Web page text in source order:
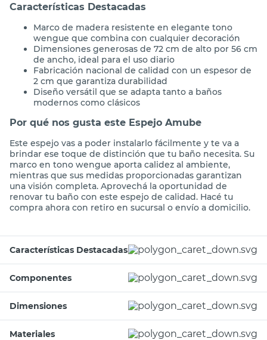
Características Destacadas
Marco de madera resistente en elegante tono
wengue que combina con cualquier decoración
Dimensiones generosas de 72 cm de alto por 56 cm
de ancho, ideal para el uso diario
Fabricación nacional de calidad con un espesor de
2 cm que garantiza durabilidad
Diseño versátil que se adapta tanto a baños
modernos como clásicos
Por qué nos gusta este Espejo Amube
Este espejo vas a poder instalarlo fácilmente y te va a
brindar ese toque de distinción que tu baño necesita. Su
marco en tono wengue aporta calidez al ambiente,
mientras que sus medidas proporcionadas garantizan
una visión completa. Aprovechá la oportunidad de
renovar tu baño con este espejo de calidad. Hacé tu
compra ahora con retiro en sucursal o envío a domicilio.
Características Destacadas
Componentes
Dimensiones
Materiales